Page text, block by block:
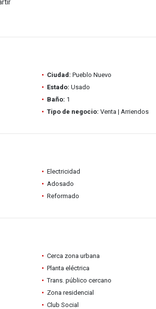
Ciudad: Pueblo Nuevo
Estado: Usado
Baño: 1
Tipo de negocio: Venta | Arriendos
Electricidad
Adosado
Reformado
Cerca zona urbana
Planta eléctrica
Trans. público cercano
Zona residencial
Club Social